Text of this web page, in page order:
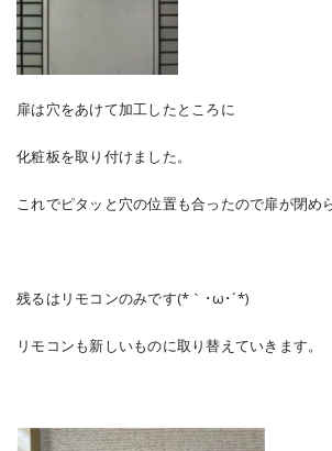
扉は穴をあけて加工したところに
化粧板を取り付けました。
これでピタッと穴の位置も合ったので扉が閉め
残るはリモコンのみです(*｀･ω･´*)
リモコンも新しいものに取り替えていきます。